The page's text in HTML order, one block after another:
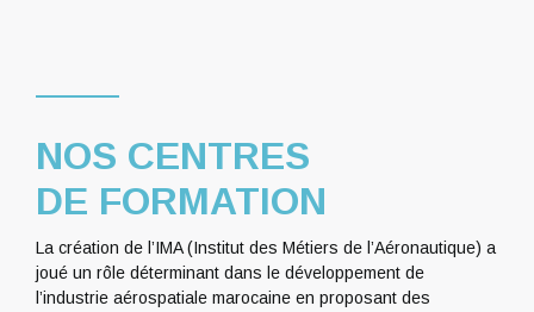
NOS CENTRES
DE FORMATION
La création de l’IMA (Institut des Métiers de l’Aéronautique) a
joué un rôle déterminant dans le développement de
l’industrie aérospatiale marocaine en proposant des